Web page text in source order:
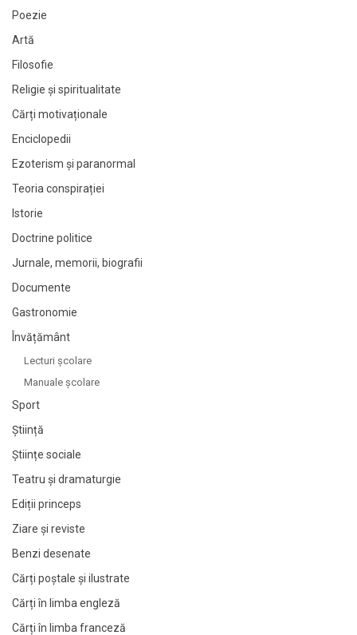
Poezie
Artă
Filosofie
Religie și spiritualitate
Cărți motivaționale
Enciclopedii
Ezoterism și paranormal
Teoria conspirației
Istorie
Doctrine politice
Jurnale, memorii, biografii
Documente
Gastronomie
Învățământ
Lecturi şcolare
Manuale şcolare
Sport
Știință
Științe sociale
Teatru și dramaturgie
Ediții princeps
Ziare şi reviste
Benzi desenate
Cărți poștale și ilustrate
Cărți în limba engleză
Cărți în limba franceză